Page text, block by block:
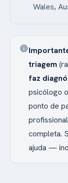
Wales,
info
triagem
faz
psicólogo
ponto de
completa.
ajuda —